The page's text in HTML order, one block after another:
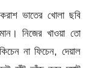
ভাতের খোলা ছবি
নিজের খাওয়া তো
না ফিচেন, দেয়াল